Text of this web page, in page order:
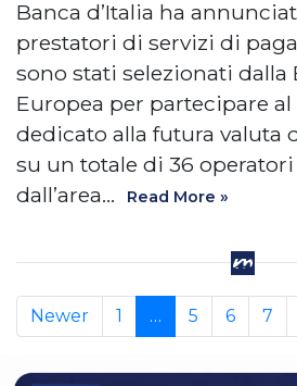
Banca d’Italia ha
prestatori di servizi di
sono stati selezionati dalla
Europea per partecipare
dedicato alla futura valuta
su un totale di 36
dall’area…
Read More »
Newer 1 … 5 6 7